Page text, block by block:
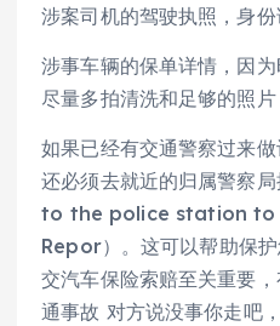
涉案司机的驾驶执照，身份
涉事车辆的保单详情，因
尽量多拍清洗和足够的照片
如果已经有交通警察过来
还必须去就近的归属警察
to the police station to
Repor）。这可以帮助保
交汽车保险索赔至关重要
通事故 对方说没事你走吧